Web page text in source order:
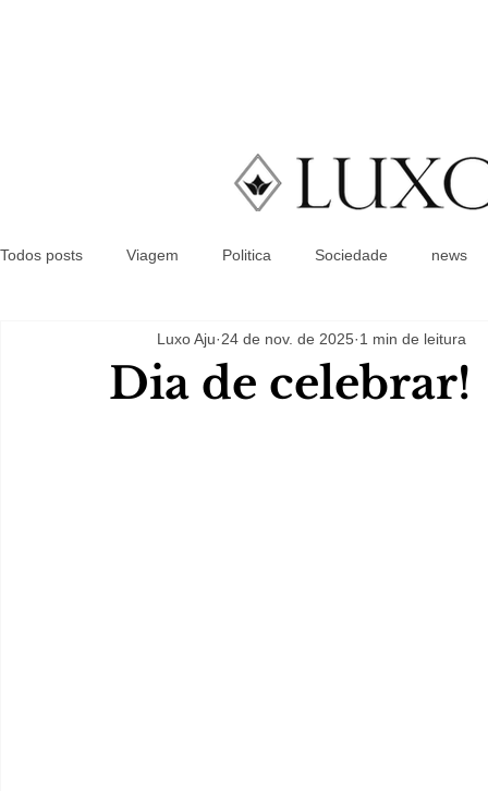
Todos posts Viagem Politica Sociedade news
Dia de celebrar!
Luxo Aju 24 de nov. de 2025 1 min de leitura